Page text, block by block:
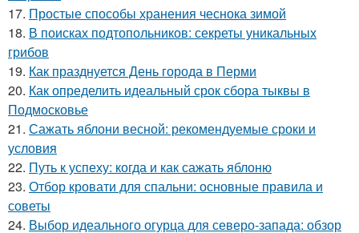
17. Простые способы хранения чеснока зимой
18. В поисках подтопольников: секреты уникальных
грибов
19. Как празднуется День города в Перми
20. Как определить идеальный срок сбора тыквы в
Подмосковье
21. Сажать яблони весной: рекомендуемые сроки и
условия
22. Путь к успеху: когда и как сажать яблоню
23. Отбор кровати для спальни: основные правила и
советы
24. Выбор идеального огурца для северо-запада: обзор